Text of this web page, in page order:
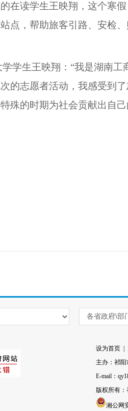
在读学生王映翔，这个寒
点，帮助旅客引路、安检
学生王映翔：“我是湖南
的志愿者活动，我感受到
殊的时期为社会贡献出自
设为首页
主办：祁
E-mail：
版权所有
湘公网